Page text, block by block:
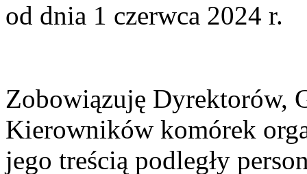
od dnia 1 czerwca 2024 r.
Zobowiązuję Dyrektorów,
Kierowników komórek
jego treścią podległy